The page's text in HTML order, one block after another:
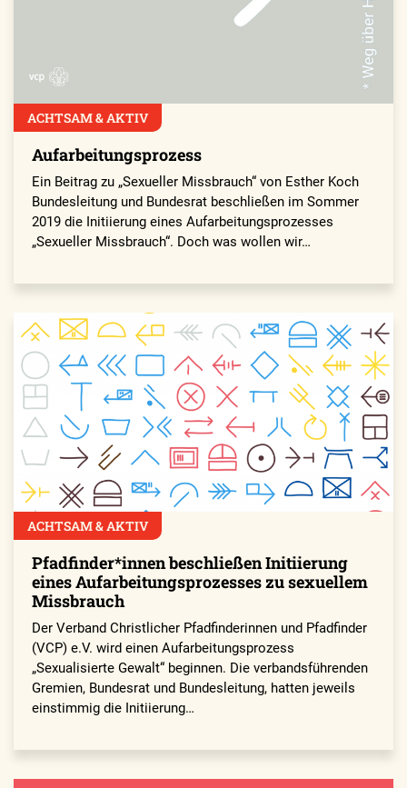
ACHTSAM & AKTIV
Aufarbeitungsprozess
Ein Beitrag zu „Sexueller Missbrauch“ von Esther Koch
Bundesleitung und Bundesrat beschließen im Sommer
2019 die Initiierung eines Aufarbeitungsprozesses
„Sexueller Missbrauch“. Doch was wollen wir…
ACHTSAM & AKTIV
Pfadfinder*innen beschließen Initiierung
eines Aufarbeitungsprozesses zu sexuellem
Missbrauch
Der Verband Christlicher Pfadfinderinnen und Pfadfinder
(VCP) e.V. wird einen Aufarbeitungsprozess
„Sexualisierte Gewalt“ beginnen. Die verbandsführenden
Gremien, Bundesrat und Bundesleitung, hatten jeweils
einstimmig die Initiierung…